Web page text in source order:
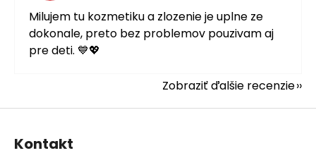
Milujem tu kozmetiku a zlozenie je uplne ze
dokonale, preto bez problemov pouzivam aj
pre deti. 💙💖
Zobraziť ďalšie recenzie
Z
Kontakt